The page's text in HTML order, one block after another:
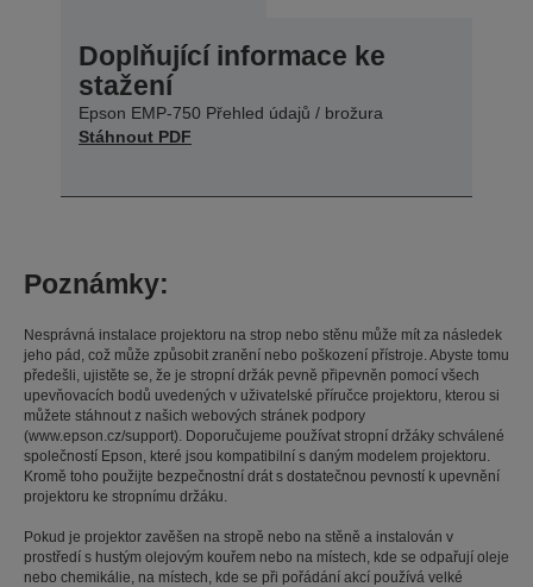
Doplňující informace ke
stažení
Epson EMP-750 Přehled údajů / brožura
Stáhnout PDF
Poznámky:
Nesprávná instalace projektoru na strop nebo stěnu může mít za následek
jeho pád, což může způsobit zranění nebo poškození přístroje. Abyste tomu
předešli, ujistěte se, že je stropní držák pevně připevněn pomocí všech
upevňovacích bodů uvedených v uživatelské příručce projektoru, kterou si
můžete stáhnout z našich webových stránek podpory
(www.epson.cz/support). Doporučujeme používat stropní držáky schválené
společností Epson, které jsou kompatibilní s daným modelem projektoru.
Kromě toho použijte bezpečnostní drát s dostatečnou pevností k upevnění
projektoru ke stropnímu držáku.
Pokud je projektor zavěšen na stropě nebo na stěně a instalován v
prostředí s hustým olejovým kouřem nebo na místech, kde se odpařují oleje
nebo chemikálie, na místech, kde se při pořádání akcí používá velké